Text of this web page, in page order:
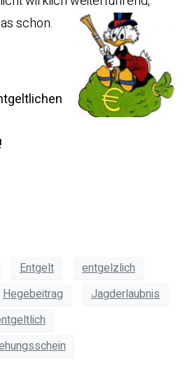
schon.
Entgelt
entgelzlich
Hegebeitrag
Jagderlaubnis